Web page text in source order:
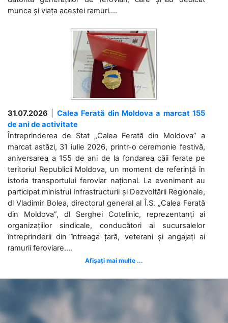
munca și viața acestei ramuri....
31.07.2026
Calea Ferată din Moldova a marcat 155
de ani de activitate
Întreprinderea de Stat „Calea Ferată din Moldova” a
marcat astăzi, 31 iulie 2026, printr-o ceremonie festivă,
aniversarea a 155 de ani de la fondarea căii ferate pe
teritoriul Republicii Moldova, un moment de referință în
istoria transportului feroviar național. La eveniment au
participat ministrul Infrastructurii și Dezvoltării Regionale,
dl Vladimir Bolea, directorul general al Î.S. „Calea Ferată
din Moldova”, dl Serghei Cotelinic, reprezentanți ai
organizațiilor sindicale, conducători ai sucursalelor
întreprinderii din întreaga țară, veterani și angajați ai
ramurii feroviare....
Afișați mai multe ...